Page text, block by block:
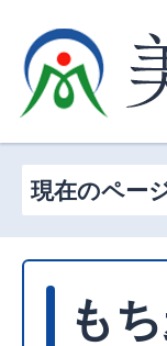
現在のペー
も